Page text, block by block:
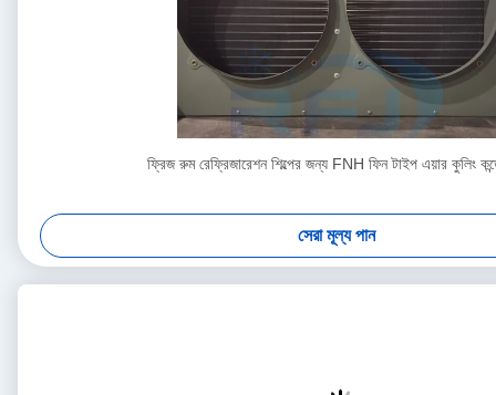
ফ্রিজ রুম রেফ্রিজারেশন শিল্পের জন্য FNH ফিন টাইপ এয়ার কুলিং
সেরা মূল্য পান